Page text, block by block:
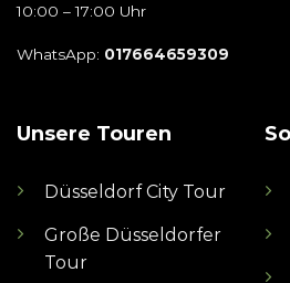
10:00 – 17:00 Uhr
WhatsApp: 017664659309
Unsere Touren
Düsseldorf City Tour
Große Düsseldorfer
Tour